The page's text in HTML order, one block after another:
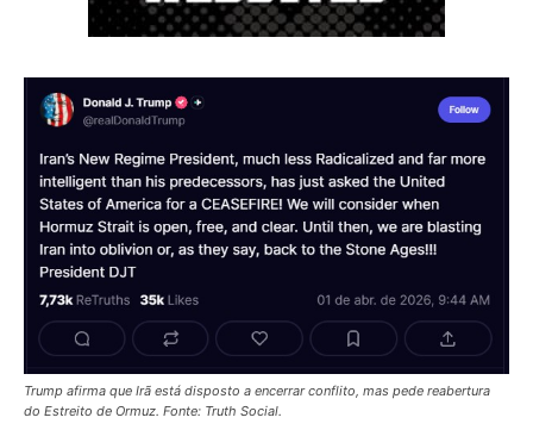
Trump afirma que Irã está disposto a encerrar conflito, mas pede reabertura
do Estreito de Ormuz. Fonte: Truth Social.